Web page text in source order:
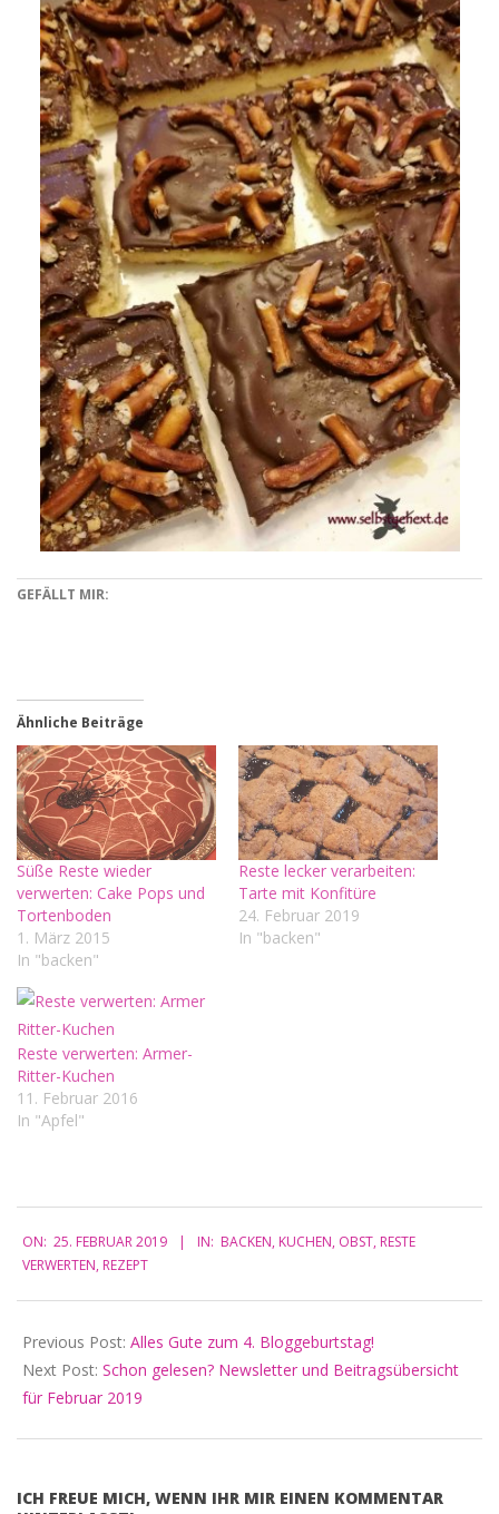
GEFÄLLT MIR:
Ähnliche Beiträge
Süße Reste wieder
verwerten: Cake Pops und
Tortenboden
1. März 2015
In "backen"
Reste lecker verarbeiten:
Tarte mit Konfitüre
24. Februar 2019
In "backen"
Reste verwerten: Armer-
Ritter-Kuchen
11. Februar 2016
In "Apfel"
02-
25
ON: 25. FEBRUAR 2019 IN: BACKEN, KUCHEN, OBST, RESTE
VERWERTEN, REZEPT
Previous Post: Alles Gute zum 4. Bloggeburtstag!
Next Post: Schon gelesen? Newsletter und Beitragsübersicht
für Februar 2019
ICH FREUE MICH, WENN IHR MIR EINEN KOMMENTAR